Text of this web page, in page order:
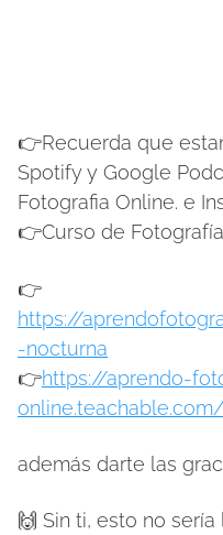
👉Recuerda que
Spotify y Google
Fotografia Online. e
👉Curso de
👉
https://
-nocturna
👉https://aprendo-
además darte las
🙌 Sin ti, esto no